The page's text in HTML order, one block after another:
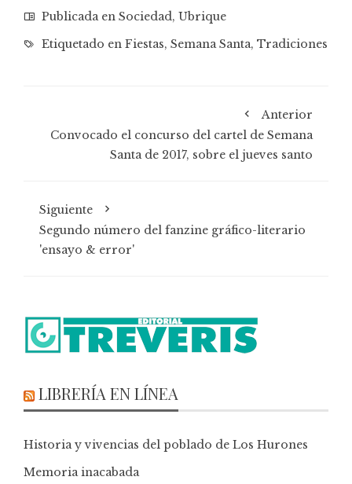
Publicada en Sociedad, Ubrique
Etiquetado en Fiestas, Semana Santa, Tradiciones
Anterior
Convocado el concurso del cartel de Semana
Santa de 2017, sobre el jueves santo
Siguiente
Segundo número del fanzine gráfico-literario
'ensayo & error'
LIBRERÍA EN LÍNEA
Historia y vivencias del poblado de Los Hurones
Memoria inacabada